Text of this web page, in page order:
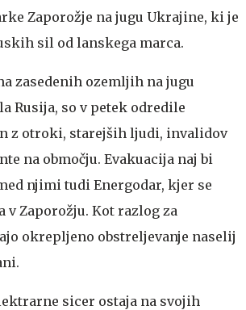
Zaporožje na jugu Ukrajine, ki je
sil od lanskega marca.
zasedenih ozemljih na jugu
Rusija, so v petek odredile
z otroki, starejših ljudi, invalidov
na območju. Evakuacija naj bi
njimi tudi Energodar, kjer se
v Zaporožju. Kot razlog za
okrepljeno obstreljevanje naselij
sicer ostaja na svojih